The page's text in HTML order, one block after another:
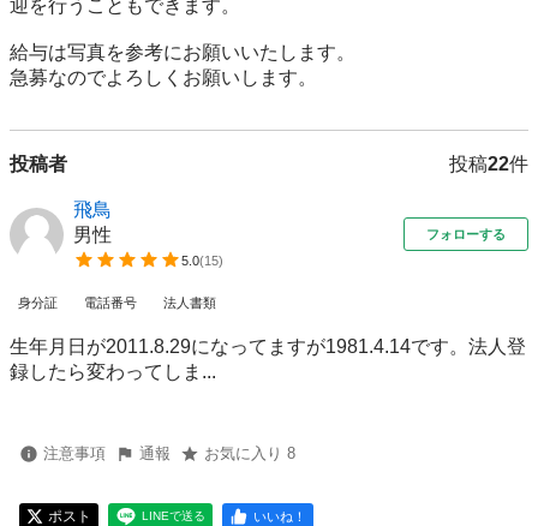
迎を行うこともできます。
給与は写真を参考にお願いいたします。
急募なのでよろしくお願いします。
投稿者 投稿22件
飛鳥
男性
5.0(15)
フォローする
身分証 電話番号 法人書類
生年月日が2011.8.29になってますが1981.4.14です。法人登
録したら変わってしま...
注意事項 通報 お気に入り 8
ポスト LINEで送る いいね！